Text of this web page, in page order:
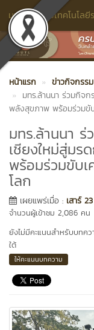
มหาวิทยาลัยเทคโนโล
หน้าแรก ข่าวกิจกรรม
มทร.ล้านนา ร่วมกิจก
พลังสุขภาพ พร้อมร่วมขับ
มทร.ล้านนา
เชียงใหม่สู่มร
พร้อมร่วมขับเ
โลก
เผยแพร่เมื่อ : เสาร์
จำนวนผู้เข้าชม 2,086 คน
ยังไม่มีคะแนนสำหรับบทคว
ใต้
ให้คะแนนบทความ